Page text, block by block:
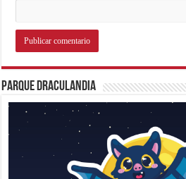
Parque Draculandia